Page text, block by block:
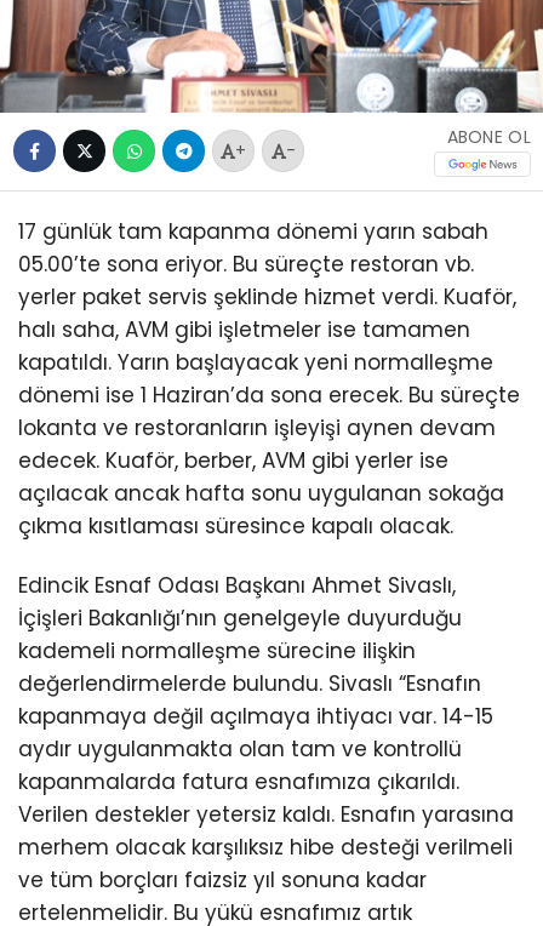
+ -
ABONE OL
17 günlük tam kapanma dönemi yarın sabah
05.00’te sona eriyor. Bu süreçte restoran vb.
yerler paket servis şeklinde hizmet verdi. Kuaför,
halı saha, AVM gibi işletmeler ise tamamen
kapatıldı. Yarın başlayacak yeni normalleşme
dönemi ise 1 Haziran’da sona erecek. Bu süreçte
lokanta ve restoranların işleyişi aynen devam
edecek. Kuaför, berber, AVM gibi yerler ise
açılacak ancak hafta sonu uygulanan sokağa
çıkma kısıtlaması süresince kapalı olacak.
Edincik Esnaf Odası Başkanı Ahmet Sivaslı,
İçişleri Bakanlığı’nın genelgeyle duyurduğu
kademeli normalleşme sürecine ilişkin
değerlendirmelerde bulundu. Sivaslı “Esnafın
kapanmaya değil açılmaya ihtiyacı var. 14-15
aydır uygulanmakta olan tam ve kontrollü
kapanmalarda fatura esnafımıza çıkarıldı.
Verilen destekler yetersiz kaldı. Esnafın yarasına
merhem olacak karşılıksız hibe desteği verilmeli
ve tüm borçları faizsiz yıl sonuna kadar
ertelenmelidir. Bu yükü esnafımız artık